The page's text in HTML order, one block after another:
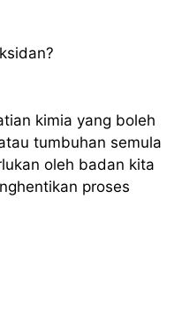
kimia yang boleh
tumbuhan semula
oleh badan kita
proses